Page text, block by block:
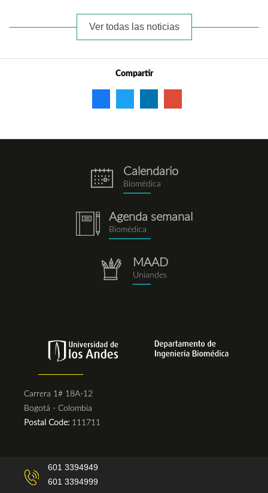
Ver todas las noticias
Compartir
eventos.png
Calendario
Biomédica
notebook.png
Agenda semanal
Biomédica
repositorio.png
MAAD
Uniandes
Carrera 1# 18A-12
Bogotá - Colombia
Postal Code: 111711
601 3394949
601 3394999